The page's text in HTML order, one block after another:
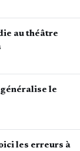
au théâtre
le
les erreurs à